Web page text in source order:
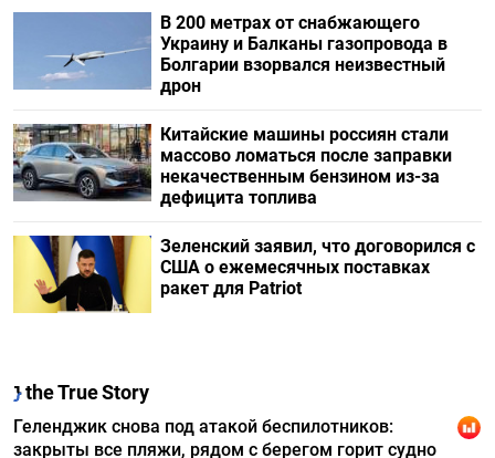
В 200 метрах от снабжающего
Украину и Балканы газопровода в
Болгарии взорвался неизвестный
дрон
Китайские машины россиян стали
массово ломаться после заправки
некачественным бензином из-за
дефицита топлива
Зеленский заявил, что договорился с
США о ежемесячных поставках
ракет для Patriot